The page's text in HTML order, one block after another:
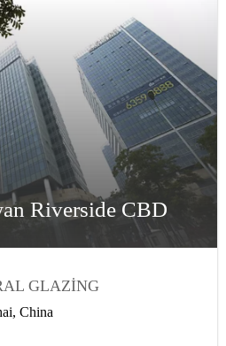
Riverside CBD
GLAZING
China